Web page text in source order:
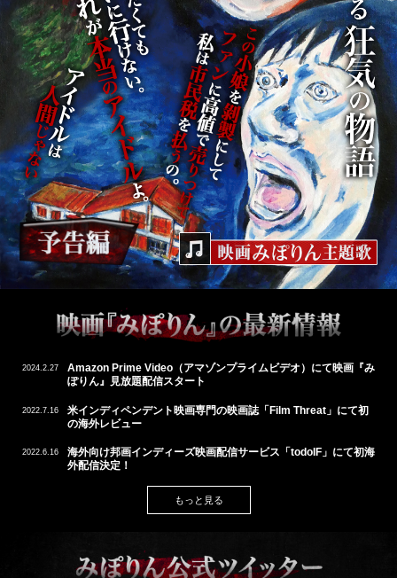
2024.2.27
Amazon Prime Video（アマゾンプライムビデオ）にて映画『み
ぽりん』見放題配信スタート
2022.7.16
米インディペンデント映画専門の映画誌「Film Threat」にて初
の海外レビュー
2022.6.16
海外向け邦画インディーズ映画配信サービス「todoIF」にて初海
外配信決定！
もっと見る